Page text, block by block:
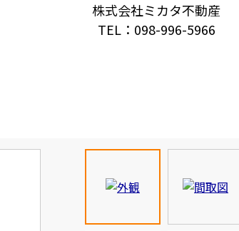
株式会社ミカタ不動産
TEL：098-996-5966